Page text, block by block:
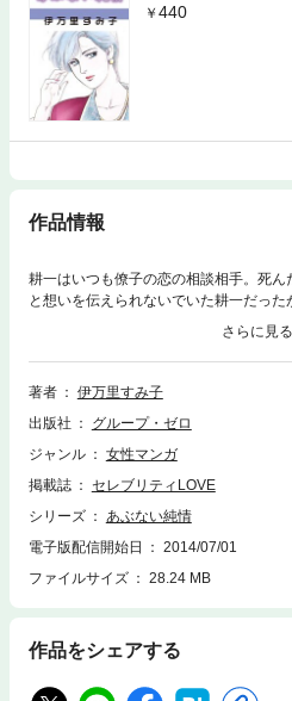
440
作品情報
耕一はいつも僚子の恋の相談相手。死
と想いを伝えられないでいた耕一だっ
のだ……。愛しているのに言い出せない
著者
伊万里すみ子
出版社
グループ・ゼロ
ジャンル
女性マンガ
掲載誌
セレブリティLOVE
シリーズ
あぶない純情
電子版配信開始日
2014/07/01
ファイルサイズ
28.24 MB
作品をシェアする